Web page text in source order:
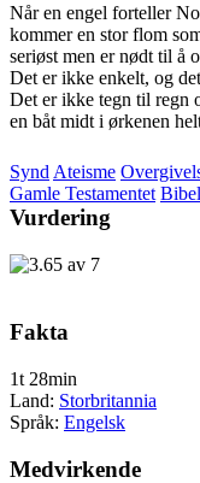
Når en engel forteller
kommer en stor flom
seriøst men er nødt til å
Det er ikke enkelt, og
Det er ikke tegn til regn
en båt midt i ørkenen
Synd Ateisme
Gamle Testamentet
Vurdering
Fakta
1t 28min
Land: Storbritannia
Språk: Engelsk
Medvirkende